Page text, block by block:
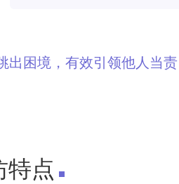
困境，有效引领他人当责
特点